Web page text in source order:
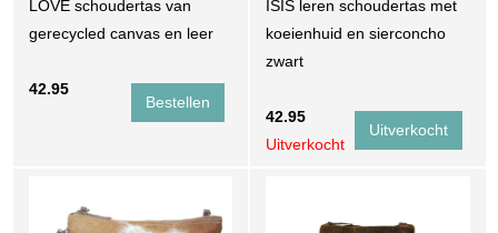
LOVE schoudertas van
gerecycled canvas en leer
42.95
ISIS leren schoudertas met
koeienhuid en sierconcho
zwart
42.95
Uitverkocht